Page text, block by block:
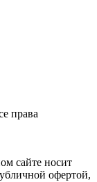
права
сайте носит
офертой,